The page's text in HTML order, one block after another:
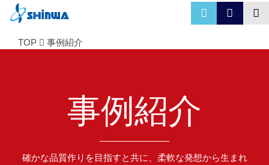
TOP 事例紹介
事例紹介
確かな品質作りを目指すと共に、柔軟な発想から生まれ